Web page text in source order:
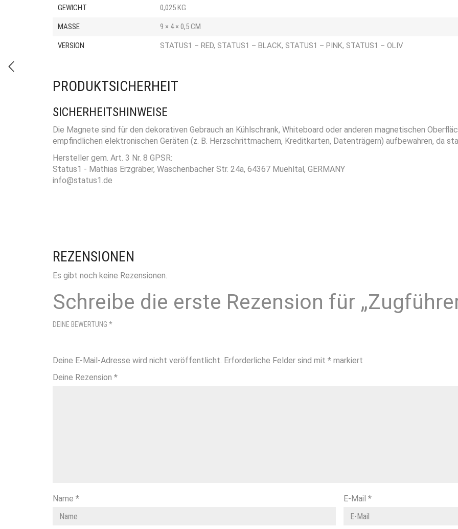
GEWICHT 0,025 KG
MASSE 9 × 4 × 0,5 CM
VERSION STATUS1 – RED, STATUS1 – BLACK, STATUS1 – PINK, STATUS1 – OLIV
PRODUKTSICHERHEIT
SICHERHEITSHINWEISE
Die Magnete sind für den dekorativen Gebrauch an Kühlschrank, Whiteboard oder anderen magnetischen
empfindlichen elektronischen Geräten (z. B. Herzschrittmachern, Kreditkarten, Datenträgern) aufbewahren, da
Hersteller gem. Art. 3 Nr. 8 GPSR:
Status1 - Mathias Erzgräber, Waschenbacher Str. 24a, 64367 Muehltal, GERMANY
info@status1.de
REZENSIONEN
Es gibt noch keine Rezensionen.
Schreibe die erste Rezension für
Deine E-Mail-Adresse wird nicht veröffentlicht. Erforderliche Felder sind mit * markiert
DEINE BEWERTUNG *
Deine Rezension *
Name * E-Mail *